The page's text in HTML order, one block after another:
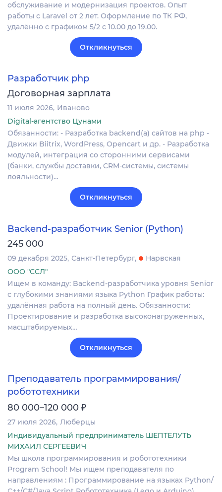
обслуживание и модернизация проектов. Опыт
работы с Laravel от 2 лет. Оформление по ТК РФ,
удалённо с графиком 5/2 с 10.00 до 19.00.
Откликнуться
Разработчик php
Договорная зарплата
11 июля 2026 Иваново
Digital-агентство Цунами
Обязанности: - Разработка backend(a) сайтов на php -
Движки Biitrix, WordPress, Opencart и др. - Разработка
модулей, интеграция со сторонними сервисами
(банки, службы доставки, CRM-системы, системы
лояльности)…
Откликнуться
Backend-разработчик Senior (Python)
245 000
09 декабря 2025 Санкт-Петербург
Нарвская
ООО "ССЛ"
Ищем в команду: Backend-разработчика уровня Senior
с глубокими знаниями языка Python График работы:
удалённая работа на полный день. Обязанности:
Проектирование и разработка высоконагруженных,
масштабируемых…
Откликнуться
Преподаватель программирования/
робототехники
80 000–120 000 ₽
27 июля 2026 Люберцы
Индивидуальный предприниматель ШЕПТЕЛУТЬ
МИХАИЛ СЕРГЕЕВИЧ
Mы школа программирования и робототехники
Program School! Мы ищем преподавателя по
направлениям : Программирование на языках Python/